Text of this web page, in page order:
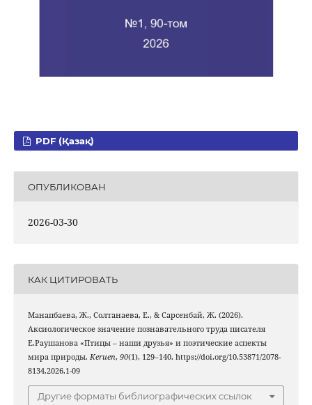
PDF (Қазақ)
ОПУБЛИКОВАН
2026-03-30
КАК ЦИТИРОВАТЬ
Манапбаева, Ж., Солтанаева, Е., & Сарсенбай, Ж. (2026).
Аксиологическое значение познавательного труда писателя
Е.Раушанова «Птицы – наши друзья» и поэтические аспекты
мира природы. Keruen, 90(1), 129–140. https://doi.org/10.53871/2078-
8134.2026.1-09
Другие форматы библиографических ссылок